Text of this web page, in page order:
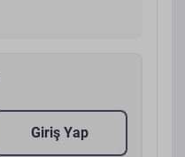
Giriş Yap